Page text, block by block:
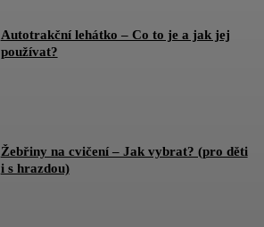
Autotrakční lehátko – Co to je a jak jej
používat?
Žebřiny na cvičení – Jak vybrat? (pro děti
i s hrazdou)